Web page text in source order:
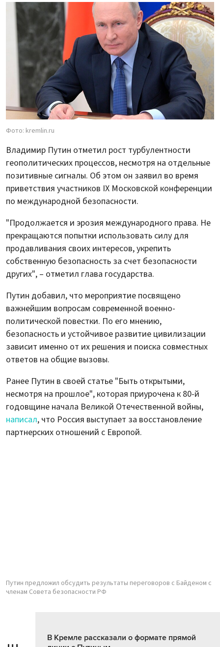
Фото: kremlin.ru
Владимир Путин отметил рост турбулентности
геополитических процессов, несмотря на отдельные
позитивные сигналы. Об этом он заявил во время
приветствия участников IХ Московской конференции
по международной безопасности.
"Продолжается и эрозия международного права. Не
прекращаются попытки использовать силу для
продавливания своих интересов, укрепить
собственную безопасность за счет безопасности
других", – отметил глава государства.
Путин добавил, что мероприятие посвящено
важнейшим вопросам современной военно-
политической повестки. По его мнению,
безопасность и устойчивое развитие цивилизации
зависит именно от их решения и поиска совместных
ответов на общие вызовы.
Ранее Путин в своей статье "Быть открытыми,
несмотря на прошлое", которая приурочена к 80-й
годовщине начала Великой Отечественной войны,
написал, что Россия выступает за восстановление
партнерских отношений с Европой.
Путин предложил обсудить результаты переговоров с Байденом с
членам Совета безопасности РФ
В Кремле рассказали о формате прямой